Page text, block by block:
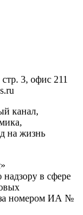
3, офис 211
канал,
на жизнь
в сфере
за номером ИА №